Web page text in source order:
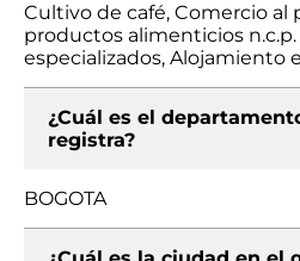
Cultivo de café, Comercio al
productos alimenticios
especializados, Alojamiento
¿Cuál es el
registra?
BOGOTA